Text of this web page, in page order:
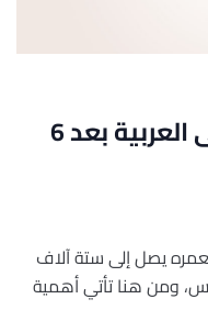
“الأوبانيشاد” تترجم إلى العربية بعد 6
يصل إلى ستة آلاف
ومن هنا تأتي أهمية